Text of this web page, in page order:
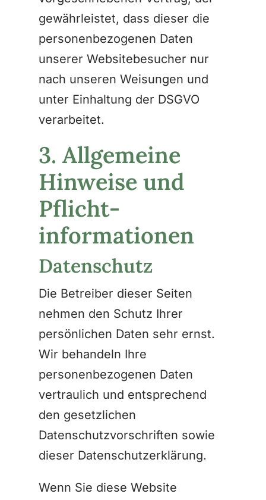
gewährleistet, dass dieser die
personenbezogenen Daten
unserer Websitebesucher nur
nach unseren Weisungen und
unter Einhaltung der DSGVO
verarbeitet.
3. Allgemeine
Hinweise und
Pflicht­
informationen
Datenschutz
Die Betreiber dieser Seiten
nehmen den Schutz Ihrer
persönlichen Daten sehr ernst.
Wir behandeln Ihre
personenbezogenen Daten
vertraulich und entsprechend
den gesetzlichen
Datenschutzvorschriften sowie
dieser Datenschutzerklärung.
Wenn Sie diese Website